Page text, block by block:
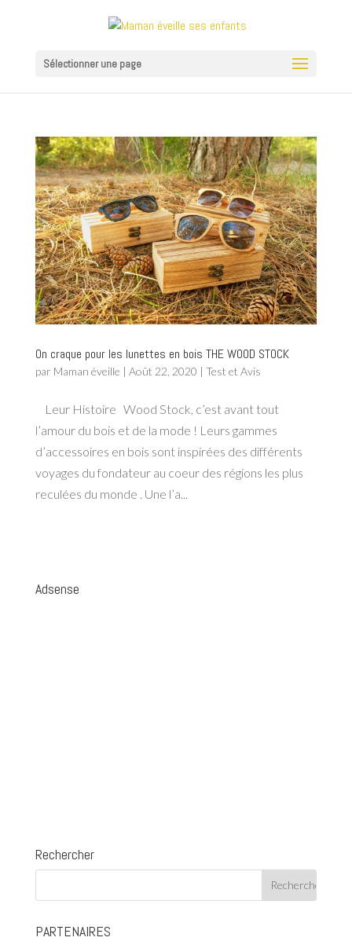
Sélectionner une page
On craque pour les lunettes en bois THE WOOD STOCK
par Maman éveille | Août 22, 2020 | Test et Avis
Leur Histoire Wood Stock, c’est avant tout
l’amour du bois et de la mode ! Leurs gammes
d’accessoires en bois sont inspirées des différents
voyages du fondateur au coeur des régions les plus
reculées du monde . Une l’a...
Adsense
Rechercher
PARTENAIRES